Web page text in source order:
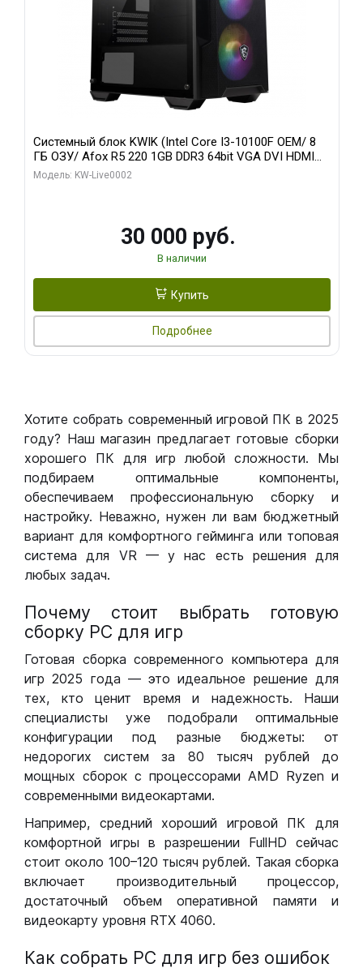
Системный блок KWIK (Intel Core I3-10100F OEM/ 8
ГБ ОЗУ/ Afox R5 220 1GB DDR3 64bit VGA DVI HDMI
1FAN LP RTL / 128 ГБ SSD)
Модель: KW-Live0002
30 000 руб.
В наличии
Купить
Подробнее
Хотите собрать современный игровой ПК в 2025
году? Наш магазин предлагает готовые сборки
хорошего ПК для игр любой сложности. Мы
подбираем оптимальные компоненты,
обеспечиваем профессиональную сборку и
настройку. Неважно, нужен ли вам бюджетный
вариант для комфортного гейминга или топовая
система для VR — у нас есть решения для
любых задач.
Почему стоит выбрать готовую
сборку РС для игр
Готовая сборка современного компьютера для
игр 2025 года — это идеальное решение для
тех, кто ценит время и надежность. Наши
специалисты уже подобрали оптимальные
конфигурации под разные бюджеты: от
недорогих систем за 80 тысяч рублей до
мощных сборок с процессорами AMD Ryzen и
современными видеокартами.
Например, средний хороший игровой ПК для
комфортной игры в разрешении FullHD сейчас
стоит около 100–120 тысяч рублей. Такая сборка
включает производительный процессор,
достаточный объем оперативной памяти и
видеокарту уровня RTX 4060.
Как собрать РС для игр без ошибок